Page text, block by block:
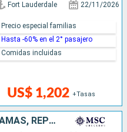
Fort Lauderdale 22/11/2026
US$ 1,202 +Tasas
Precio especial familias
Hasta -60% en el 2° pasajero
Comidas incluidas
HONDURAS, MÉXICO, BAHAMAS, REPÚBLICA DOMINICANA, PUERTO RICO, ESTADOS UNIDOS